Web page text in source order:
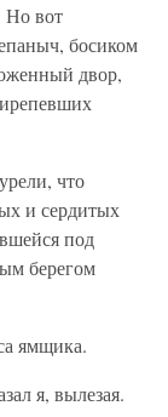
Но вот
босиком
двор,
что
и сердитых
под
берегом
ямщика.
я, вылезая.